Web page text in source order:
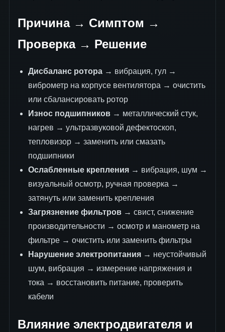
Причина → Симптом →
Проверка → Решение
Дисбаланс ротора→ вибрация, гул →
виброметр на корпусе вентилятора → очистить
или сбалансировать ротор
Износ подшипников→ металлический стук,
нагрев → ультразвуковой дефектоскоп,
тепловизор → заменить или смазать
подшипники
Ослабленные крепления→ вибрация, шум →
визуальный осмотр, ручная проверка →
затянуть или заменить крепления
Загрязнение фильтров→ свист, снижение
производительности → осмотр и манометр на
фильтре → очистить или заменить фильтры
Нарушение электропитания→ неустойчивый
шум, вибрация → измерение напряжения и
тока → восстановить питание, проверить
кабели
Влияние электродвигателя и